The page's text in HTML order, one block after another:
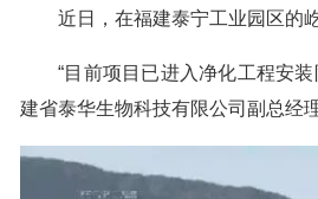
近日，在福建泰宁工业园区的
“目前项目已进入净化工程安
建省泰华生物科技有限公司副总经